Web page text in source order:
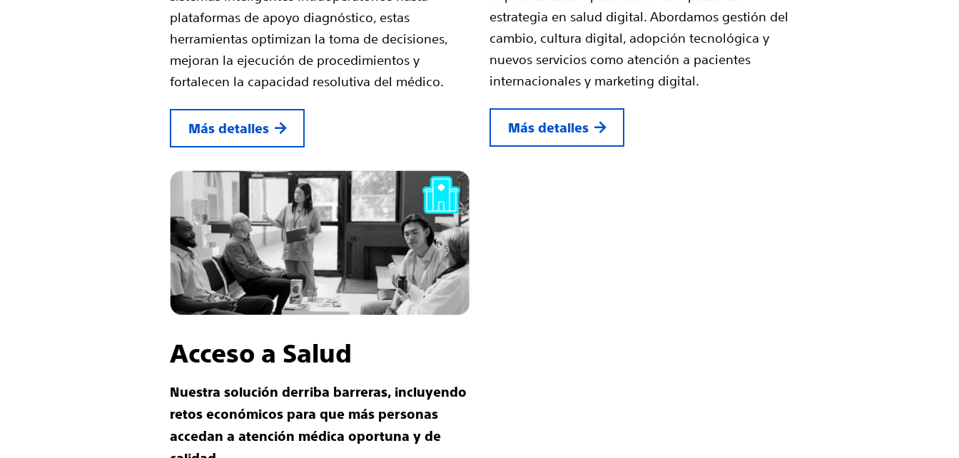
plataformas de apoyo diagnóstico, estas
herramientas optimizan la toma de decisiones,
mejoran la ejecución de procedimientos y
fortalecen la capacidad resolutiva del médico.
Más detalles
estrategia en salud digital. Abordamos gestión del
cambio, cultura digital, adopción tecnológica y
nuevos servicios como atención a pacientes
internacionales y marketing digital.
Más detalles
Acceso a Salud
Nuestra solución derriba barreras, incluyendo
retos económicos para que más personas
accedan a atención médica oportuna y de